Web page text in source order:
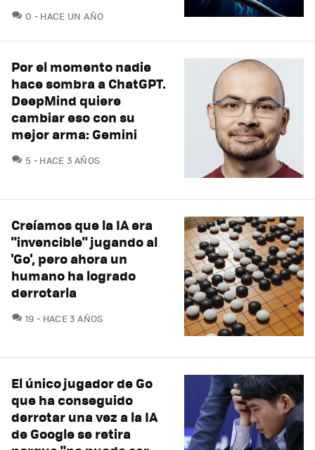
0 COMENTARIOS
HACE UN AÑO
Por el momento nadie
hace sombra a ChatGPT.
DeepMind quiere
cambiar eso con su
mejor arma: Gemini
5 COMENTARIOS
HACE 3 AÑOS
Creíamos que la IA era
"invencible" jugando al
'Go', pero ahora un
humano ha logrado
derrotarla
19 COMENTARIOS
HACE 3 AÑOS
El único jugador de Go
que ha conseguido
derrotar una vez a la IA
de Google se retira